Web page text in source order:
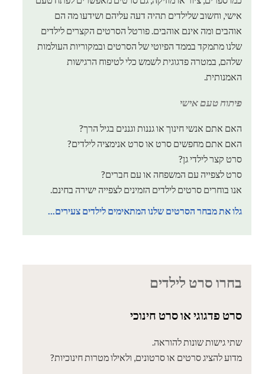
אישי, וחשוב שלילדים תהיה דעה עליהם ושידעו מה הם
אוהבים ומה אינם אוהבים. פורטל הסרטים הקצרים לילדים
שלנו מתמקד בממד הפיוטי של הסרטים ובמקוריות העולמות
שלהם, במטרה פדגוגית לשמש כלי לטיפוח הרגישות
האמנותית.
פיתוח טעם אישי
האם אתם אנשי חינוך או גננות וגננים בגיל הרך?
האם אתם מחפשים סרט או סרט אנימציה לילדים?
סרט קצר לילדי גן?
סרט לצפייה עם המשפחה או עם חברים?
אנו בוחרים סרטים לילדים הזמינים לצפייה ישירה בחינם.
גלו את מבחר הסרטים שלנו המתאימים לילדים צעירים...
בחרו סרט לילדים
סרט פדגוגי או סרט חינוכי
שתי גישות שונות להוראה.
מדוע להציג סרטים או סרטונים, ולאילו מטרות חינוכיות?